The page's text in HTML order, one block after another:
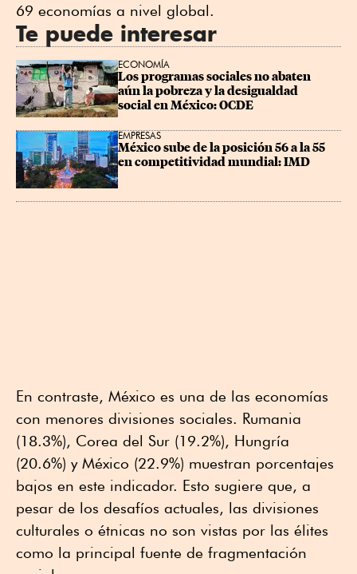
69 economías a nivel global.
Te puede interesar
ECONOMÍA
Los programas sociales no abaten
aún la pobreza y la desigualdad
social en México: OCDE
EMPRESAS
México sube de la posición 56 a la 55
en competitividad mundial: IMD
En contraste, México es una de las economías
con menores divisiones sociales. Rumania
(18.3%), Corea del Sur (19.2%), Hungría
(20.6%) y México (22.9%) muestran porcentajes
bajos en este indicador. Esto sugiere que, a
pesar de los desafíos actuales, las divisiones
culturales o étnicas no son vistas por las élites
como la principal fuente de fragmentación